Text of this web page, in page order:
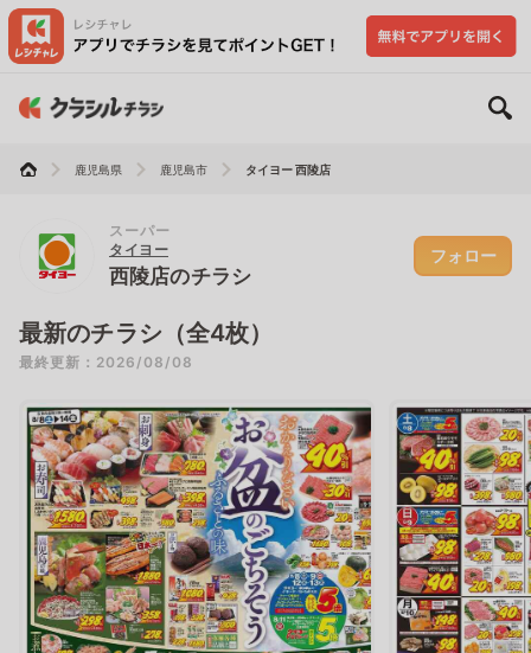
鹿児島県 鹿児島市 タイヨー 西陵店
スーパー
タイヨー
西陵店のチラシ
フォロー
最新のチラシ（全4枚）
最終更新：2026/08/08